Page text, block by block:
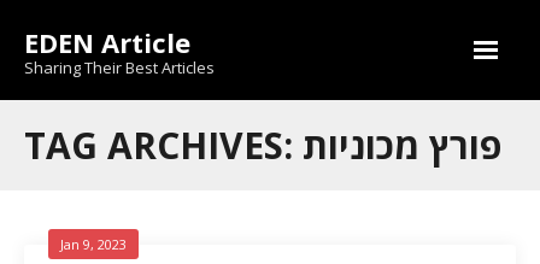
content
EDEN Article
Sharing Their Best Articles
TAG ARCHIVES: פורץ מכוניות
Jan 9, 2023